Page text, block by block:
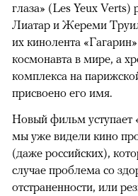
глаза» (Les Yeux Verts)
Лиатар и Жереми
их кинолента
космонавта в мире, а
комплекса на
присвоено его имя.
Новый фильм уступает
мы уже видели кино
(даже российских),
случае проблема со
отстраненности, или